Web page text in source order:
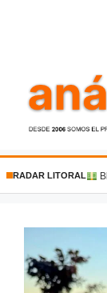
RADAR LITORAL